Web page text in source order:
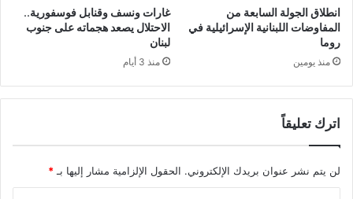
انطلاق الجولة السابعة من
المفاوضات اللبنانية الإسرائيلية في
روما
منذ يومين
غارات ونسف وقنابل فوسفورية..
الاحتلال يصعد هجماته على جنوب
لبنان
منذ 3 أيام
اترك تعليقاً
لن يتم نشر عنوان بريدك الإلكتروني. الحقول الإلزامية مشار إليها بـ *